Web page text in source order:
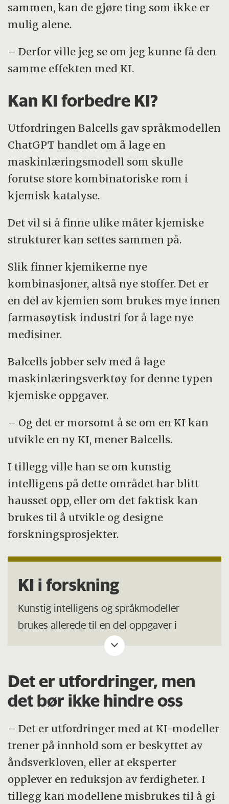
sammen, kan de gjøre ting som ikke er
mulig alene.
– Derfor ville jeg se om jeg kunne få den
samme effekten med KI.
Kan KI forbedre KI?
Utfordringen Balcells gav språkmodellen
ChatGPT handlet om å lage en
maskinlæringsmodell som skulle
forutse store kombinatoriske rom i
kjemisk katalyse.
Det vil si å finne ulike måter kjemiske
strukturer kan settes sammen på.
Slik finner kjemikerne nye
kombinasjoner, altså nye stoffer. Det er
en del av kjemien som brukes mye innen
farmasøytisk industri for å lage nye
medisiner.
Balcells jobber selv med å lage
maskinlæringsverktøy for denne typen
kjemiske oppgaver.
– Og det er morsomt å se om en KI kan
utvikle en ny KI, mener Balcells.
I tillegg ville han se om kunstig
intelligens på dette området har blitt
hausset opp, eller om det faktisk kan
brukes til å utvikle og designe
forskningsprosjekter.
KI i forskning
Kunstig intelligens og språkmodeller
brukes allerede til en del oppgaver i
forskning. Det finnes automatiske
laboratorier hvor en språkmodell kan
assistere i flere oppgaver.
De er også brukt til katalyse, data-mining,
mulige kombinasjoner av stoffer, organisk
syntese, optimering av egenskaper,
undervisning og kritisk tenkning.
Det er utfordringer, men
det bør ikke hindre oss
– Det er utfordringer med at KI-modeller
trener på innhold som er beskyttet av
åndsverkloven, eller at eksperter
opplever en reduksjon av ferdigheter. I
tillegg kan modellene misbrukes til å gi